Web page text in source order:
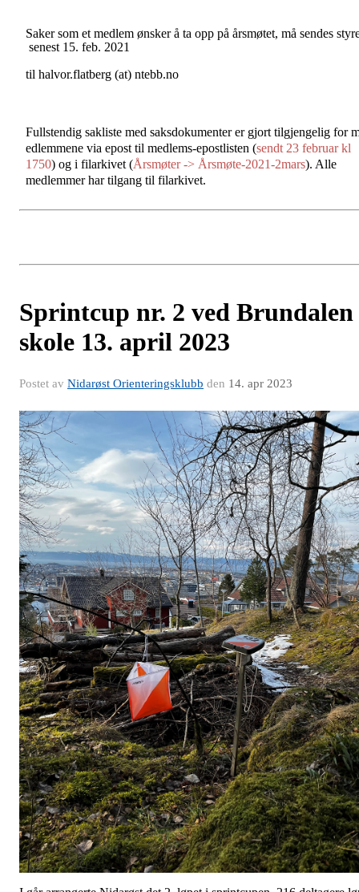
Saker som et medlem ønsker å ta opp på årsmøtet, må sendes styr
senest 15. feb. 2021
til halvor.flatberg(at) ntebb.no
Fullstendig sakliste med saksdokumenter er gjort tilgjengeligfor
edlemmenevia epost til medlems-epostlisten (sendt 23 februar kl
1750) og i filarkivet (Årsmøter -> Årsmøte-2021-2mars). Alle
medlemmer har tilgang til filarkivet.
Sprintcup nr. 2 ved Brundalen
skole 13. april 2023
Postet av Nidarøst Orienteringsklubb den 14. apr 2023